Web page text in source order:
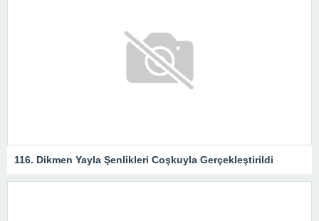
116. Dikmen Yayla Şenlikleri Coşkuyla Gerçekleştirildi